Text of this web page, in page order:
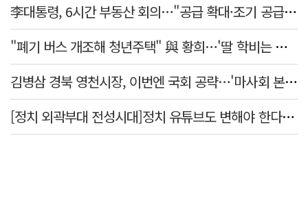
李대통령, 6시간 부동산 회의…"공급 확대·조기 공급 과감히 실천"
"폐기 버스 개조해 청년주택" 與 황희…'딸 학비는 年 4200만원'
김병삼 경북 영천시장, 이번엔 국회 공략…'마사회 본사 이전·광역교통망 확충' 요청
[정치 외곽부대 전성시대]정치 유튜브도 변해야 한다 "화합과 존중"